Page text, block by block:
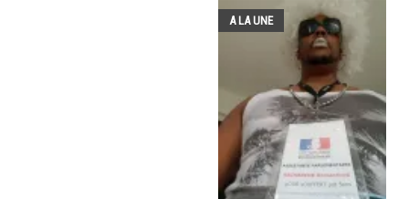
A LA UNE